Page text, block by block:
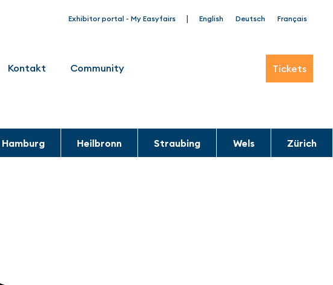
Exhibitor portal - My Easyfairs | English Deutsch Français
Kontakt Community Tickets
Hamburg Heilbronn Straubing Wels Zürich